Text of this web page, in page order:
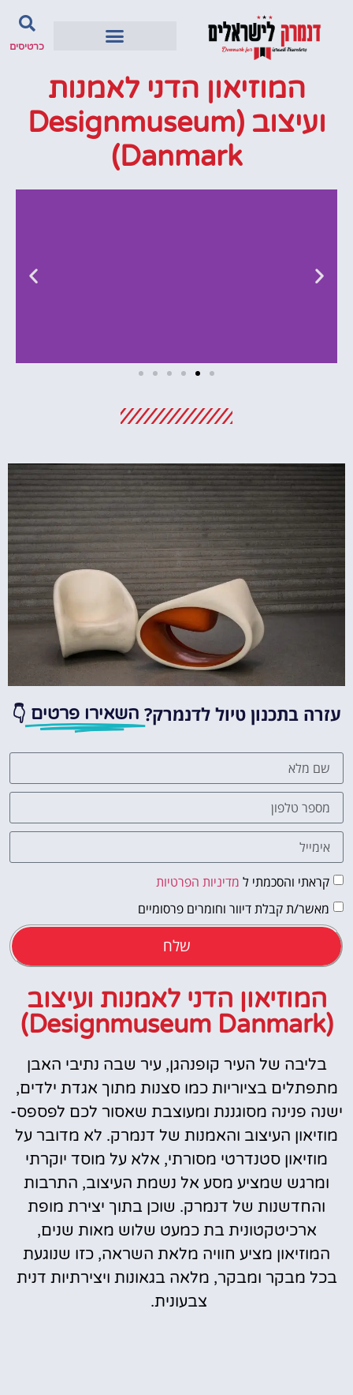
כרטיסים
המוזיאון הדני לאמנות
ועיצוב (Designmuseum
Danmark)
מציאת מלון
לחצו
פה!
עזרה בתכנון טיול לדנמרק? השאירו פרטים 👇
קראתי והסכמתי ל מדיניות הפרטיות
מאשר/ת קבלת דיוור וחומרים פרסומיים
שלח
המוזיאון הדני לאמנות ועיצוב
(Designmuseum Danmark)
בליבה של העיר קופנהגן, עיר שבה נתיבי האבן
מתפתלים בציוריות כמו סצנות מתוך אגדת ילדים,
ישנה פנינה מסוגננת ומעוצבת שאסור לכם לפספס-
מוזיאון העיצוב והאמנות של דנמרק. לא מדובר על
מוזיאון סטנדרטי מסורתי, אלא על מוסד יוקרתי
ומרגש שמציע מסע אל נשמת העיצוב, התרבות
והחדשנות של דנמרק. שוכן בתוך יצירת מופת
ארכיטקטונית בת כמעט שלוש מאות שנים,
המוזיאון מציע חוויה מלאת השראה, כזו שנוגעת
בכל מבקר ומבקר, מלאה בגאונות ויצירתיות דנית
צבעונית.